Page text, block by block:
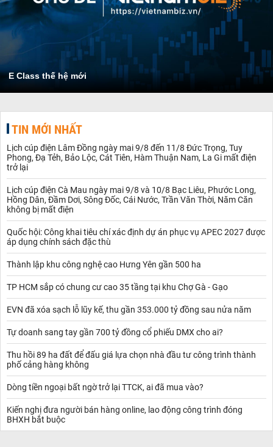
E Class thế hệ mới
TIN MỚI NHẤT
Lịch cúp điện Lâm Đồng ngày mai 9/8 đến 11/8 Đức Trọng, Tuy
Phong, Đạ Tẻh, Bảo Lộc, Cát Tiên, Hàm Thuận Nam, La Gi mất điện
trở lại
Lịch cúp điện Cà Mau ngày mai 9/8 và 10/8 Bạc Liêu, Phước Long,
Hồng Dân, Đầm Dơi, Sông Đốc, Cái Nước, Trần Văn Thời, Năm Căn
không bị mất điện
Quốc hội: Công khai tiêu chí xác định dự án phục vụ APEC 2027 được
áp dụng chính sách đặc thù
Thành lập khu công nghệ cao Hưng Yên gần 500 ha
TP HCM sắp có chung cư cao 35 tầng tại khu Chợ Gà - Gạo
EVN đã xóa sạch lỗ lũy kế, thu gần 353.000 tỷ đồng sau nửa năm
Tự doanh sang tay gần 700 tỷ đồng cổ phiếu DMX cho ai?
Thu hồi 89 ha đất để đấu giá lựa chọn nhà đầu tư công trình thành
phố cảng hàng không
Dòng tiền ngoại bất ngờ trở lại TTCK, ai đã mua vào?
Kiến nghị đưa người bán hàng online, lao động công trình đóng
BHXH bắt buộc